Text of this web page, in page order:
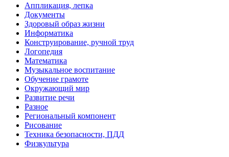
Аппликация, лепка
Документы
Здоровый образ жизни
Информатика
Конструирование, ручной труд
Логопедия
Математика
Музыкальное воспитание
Обучение грамоте
Окружающий мир
Развитие речи
Разное
Региональный компонент
Рисование
Техника безопасности, ПДД
Физкультура